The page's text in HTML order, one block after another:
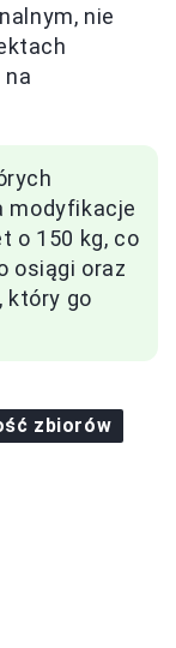
nie
na
modyfikacje
o 150 kg, co
osiągi oraz
który go
zbiorów